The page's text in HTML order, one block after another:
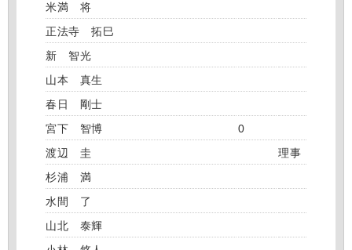
米満 将
正法寺 拓巳
新 智光
山本 真生
春日 剛士
宮下 智博
0
渡辺 圭
理事
杉浦 満
水間 了
山北 泰輝